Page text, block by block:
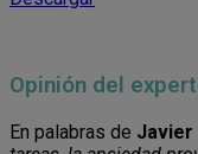
Opinión del
En palabras de Javier